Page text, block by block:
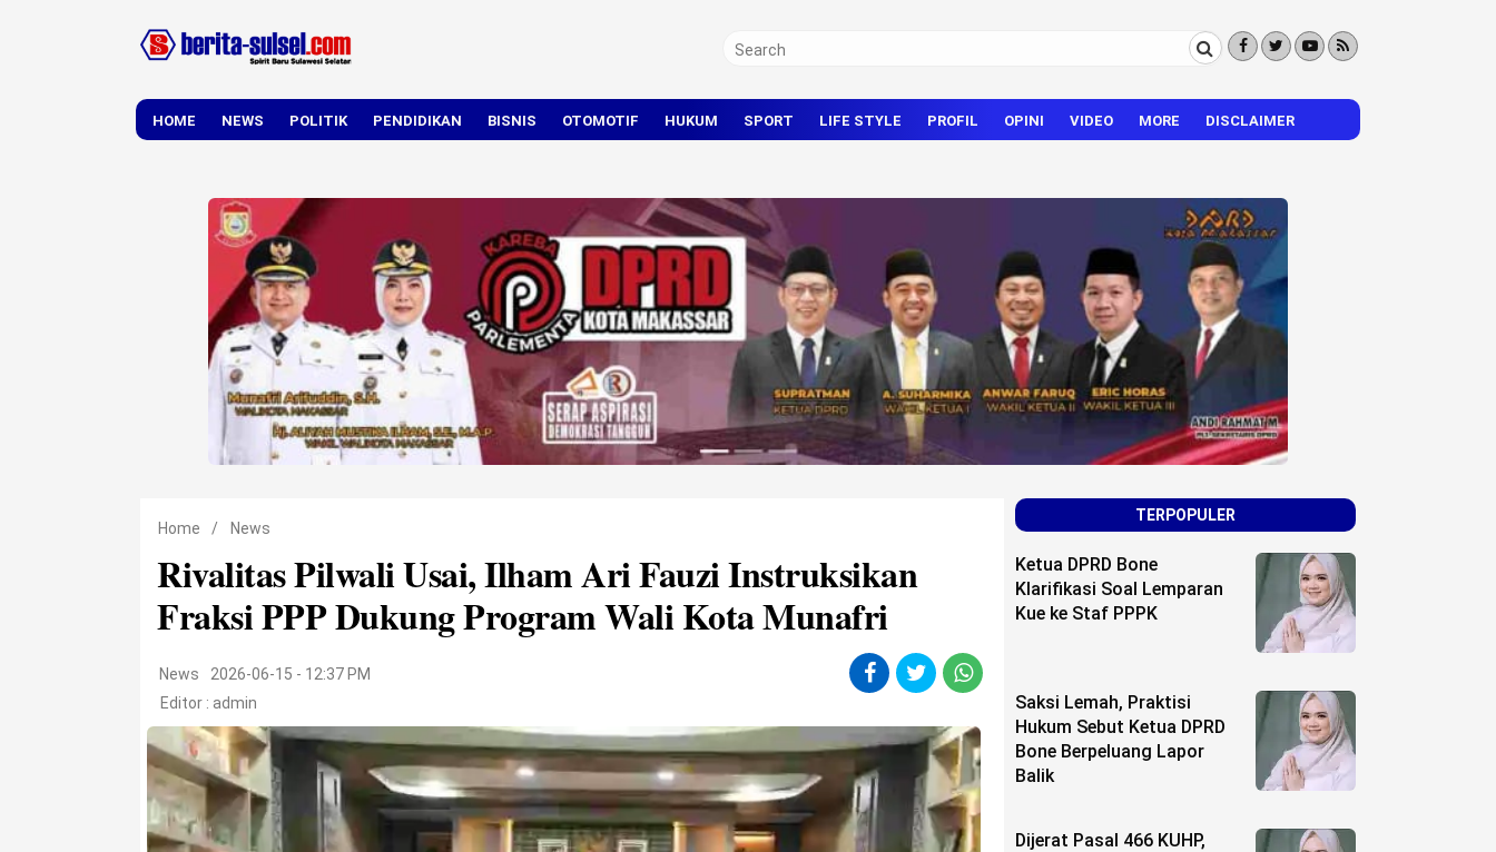
HOME NEWS POLITIK PENDIDIKAN BISNIS OTOMOTIF HUKUM SPORT LIFE STYLE PROFIL OPINI VIDEO MORE DISCLAIMER
Home / News
Rivalitas Pilwali Usai, Ilham Ari Fauzi Instruksikan
Fraksi PPP Dukung Program Wali Kota Munafri
News
2026-06-15 - 12:37 PM
Editor : admin
TERPOPULER
Ketua DPRD Bone
Klarifikasi Soal Lemparan
Kue ke Staf PPPK
Saksi Lemah, Praktisi
Hukum Sebut Ketua DPRD
Bone Berpeluang Lapor
Balik
Dijerat Pasal 466 KUHP,